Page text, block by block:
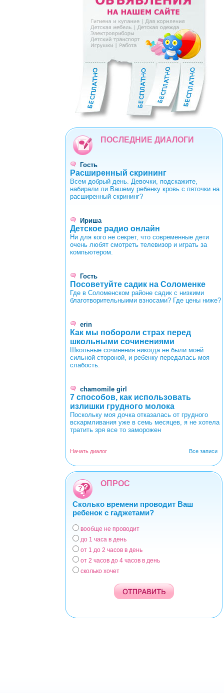
0123456789
ПОСЛЕДНИЕ ДИАЛОГИ
Гость
Расширенный скрининг
Всем добрый день. Девочки, подскажите,
набирали ли Вашему ребенку кровь с пяточки на
расширенный скрининг?
Ириша
Детское радио онлайн
Ни для кого не секрет, что современные дети
очень любят смотреть телевизор и играть за
компьютером.
Гость
Посоветуйте садик на Соломенке
Где в Соломенском районе садик с низкими
благотворительныими взносами? Где цены ниже?
erin
Как мы побороли страх перед
школьными сочинениями
Школьные сочинения никогда не были моей
сильной стороной, и ребенку передалась моя
слабость.
chamomile girl
7 способов, как использовать
излишки грудного молока
Поскольку моя дочка отказалась от грудного
вскармливания уже в семь месяцев, я не хотела
тратить зря все то заморожен
Все записи
Начать диалог
ОПРОС
Сколько времени проводит Ваш
ребенок с гаджетами?
Варианты
вообще не проводит
до 1 часа в день
от 1 до 2 часов в день
от 2 часов до 4 часов в день
сколько хочет